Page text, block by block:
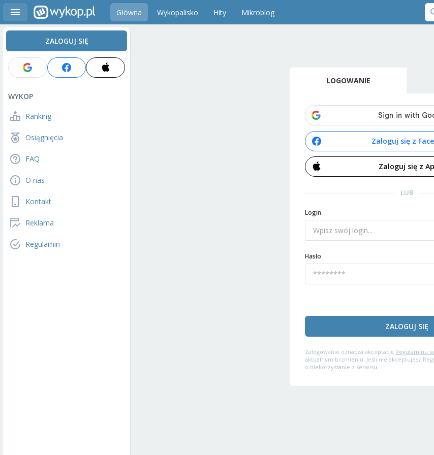
Główna Wykopalisko Hity Mikroblog
ZALOGUJ SIĘ
WYKOP
Ranking
Osiągnięcia
FAQ
O nas
Kontakt
Reklama
Regulamin
LOGOWANIE
Zaloguj się z
Zaloguj się z
LUB
Login
Hasło
ZALOGUJ SIĘ
Zalogowanie oznacza akceptację Regulaminu
aktualnym brzmieniu. Jeśli nie akceptujesz
o niekorzystanie z serwisu.